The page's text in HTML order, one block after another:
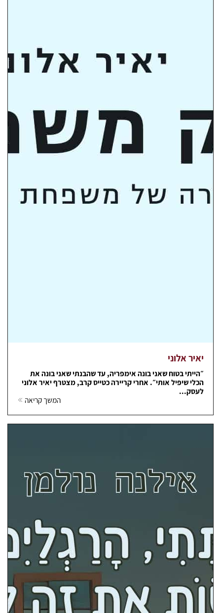
יאיר אלוני
״הייתי בטוח שאני בונה אימפריה, עד שהבנתי שאני בונה את
הכלי שיפיל אותי״. אחרי קריירה כטייס קרב, מצטרף יאיר אלוני
לעסק...
המשך קריאה